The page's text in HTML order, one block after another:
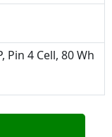
Pin 4 Cell, 80 Wh